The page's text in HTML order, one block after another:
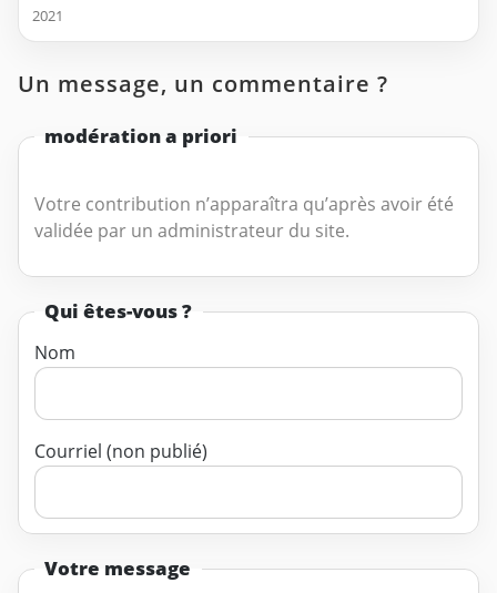
2021
Un message, un commentaire ?
modération a priori
Votre contribution n’apparaîtra qu’après avoir été
validée par un administrateur du site.
Qui êtes-vous ?
Nom
Courriel (non publié)
Votre message